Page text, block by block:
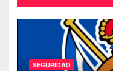
SEGURIDAD